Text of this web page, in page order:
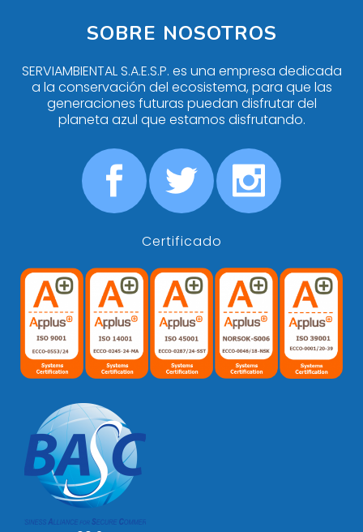
SOBRE NOSOTROS
SERVIAMBIENTAL S.A.E.S.P. es una empresa dedicada
a la conservación del ecosistema, para que las
generaciones futuras puedan disfrutar del
planeta azul que estamos disfrutando.
Certificado